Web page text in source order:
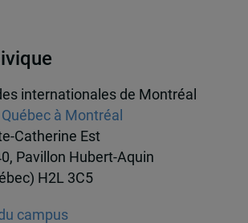
internationales de Montréal
à Montréal
Catherine Est
Pavillon Hubert-Aquin
H2L 3C5
campus